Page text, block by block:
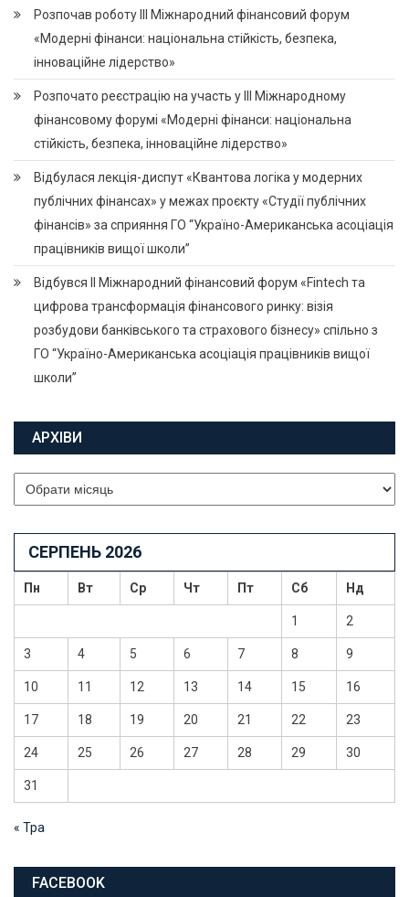
Розпочав роботу ІІІ Міжнародний фінансовий форум
«Модерні фінанси: національна стійкість, безпека,
інноваційне лідерство»
Розпочато реєстрацію на участь у ІІІ Міжнародному
фінансовому форумі «Модерні фінанси: національна
стійкість, безпека, інноваційне лідерство»
Відбулася лекція-диспут «Квантова логіка у модерних
публічних фінансах» у межах проєкту «Студії публічних
фінансів» за сприяння ГО “Україно-Американська асоціація
працівників вищої школи”
Відбувся ІІ Міжнародний фінансовий форум «Fintech та
цифрова трансформація фінансового ринку: візія
розбудови банківського та страхового бізнесу» спільно з
ГО “Україно-Американська асоціація працівників вищої
школи”
АРХІВИ
Архіви
СЕРПЕНЬ 2026
Пн Вт Ср Чт Пт Сб Нд
1 2
3 4 5 6 7 8 9
10 11 12 13 14 15 16
17 18 19 20 21 22 23
24 25 26 27 28 29 30
31
« Тра
FACEBOOK